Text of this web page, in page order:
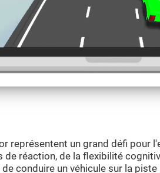
représentent un grand défi pour
de réaction, de la flexibilité
conduire un véhicule sur la